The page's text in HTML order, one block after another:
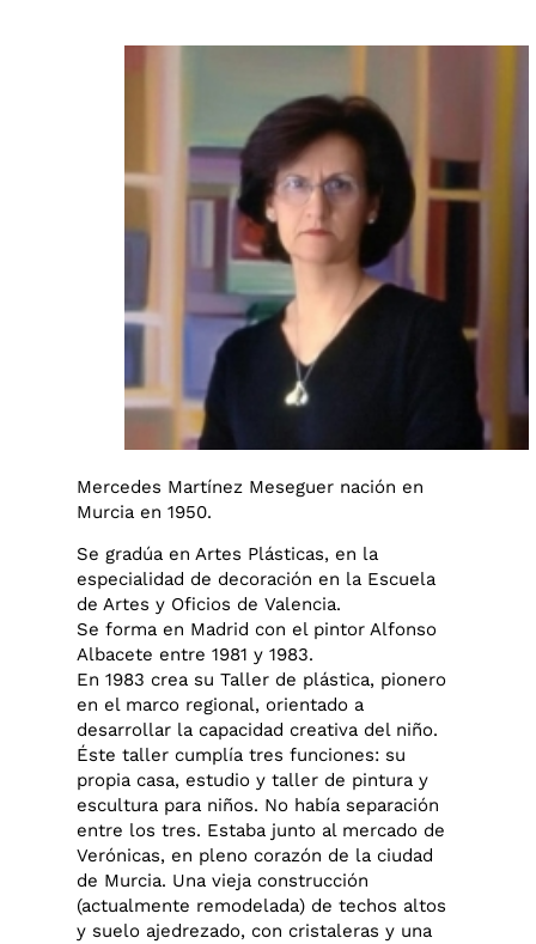
Mercedes Martínez Meseguer nación en
Murcia en 1950.
Se gradúa en Artes Plásticas, en la
especialidad de decoración en la Escuela
de Artes y Oficios de Valencia.
Se forma en Madrid con el pintor Alfonso
Albacete entre 1981 y 1983.
En 1983 crea su Taller de plástica, pionero
en el marco regional, orientado a
desarrollar la capacidad creativa del niño.
Éste taller cumplía tres funciones: su
propia casa, estudio y taller de pintura y
escultura para niños. No había separación
entre los tres. Estaba junto al mercado de
Verónicas, en pleno corazón de la ciudad
de Murcia. Una vieja construcción
(actualmente remodelada) de techos altos
y suelo ajedrezado, con cristaleras y una